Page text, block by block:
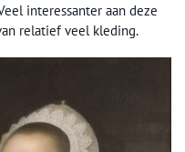
interessanter aan deze
relatief veel kleding.